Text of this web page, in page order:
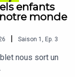
enfants
monde
| Saison 1 , Ep. 3
nous sort un